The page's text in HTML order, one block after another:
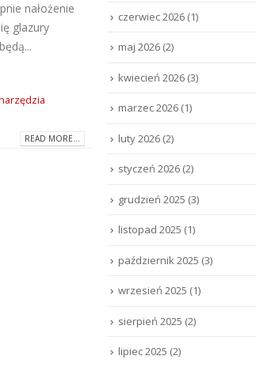
nałożenie
glazury
READ MORE...
czerwiec 2026 (1)
maj 2026 (2)
kwiecień 2026 (3)
marzec 2026 (1)
luty 2026 (2)
styczeń 2026 (2)
grudzień 2025 (3)
listopad 2025 (1)
październik 2025 (3)
wrzesień 2025 (1)
sierpień 2025 (2)
lipiec 2025 (2)